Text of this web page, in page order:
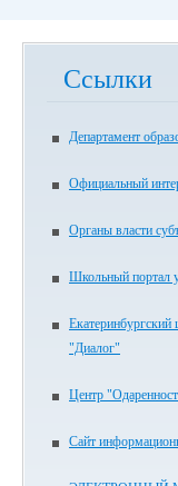
Ссылки
Департамент
Официальный
Органы власти
Школьный портал
Екатеринбургский
"Диалог"
Центр
Сайт